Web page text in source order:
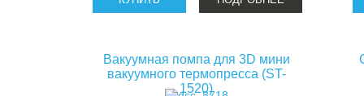
Вакуумная помпа для 3D мини
вакуумного термопресса (ST-
1520)